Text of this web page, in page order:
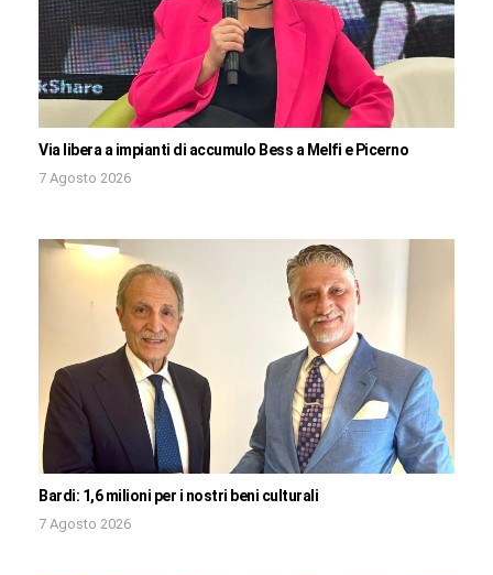
Via libera a impianti di accumulo Bess a Melfi e Picerno
7 Agosto 2026
Bardi: 1,6 milioni per i nostri beni culturali
7 Agosto 2026